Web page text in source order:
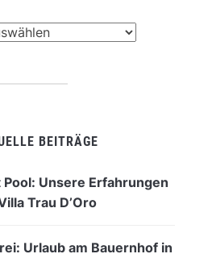
BEITRÄGE
Unsere Erfahrungen
Trau D’Oro
Urlaub am Bauernhof in